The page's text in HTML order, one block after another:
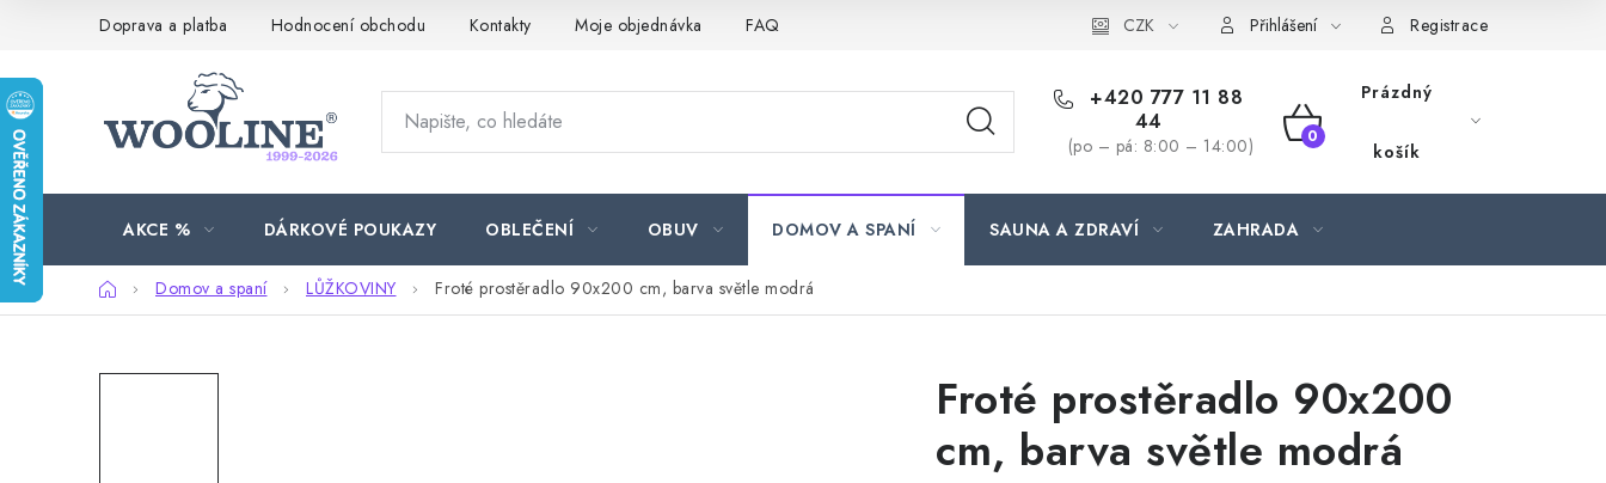
Doprava a platba Hodnocení obchodu Kontakty Moje objednávka FAQ CZK Přihlášení Registrace
+420 777 11 88
44
(po – pá: 8:00 – 14:00)
NÁKUPNÍ
Prázdný
košík
AKCE % DÁRKOVÉ POUKAZY OBLEČENÍ OBUV DOMOV A SPANÍ SAUNA A ZDRAVÍ ZAHRADA
DomůDomov a spaní LŮŽKOVINY Froté prostěradlo 90x200 cm, barva světle modrá
Froté prostěradlo 90x200
cm, barva světle modrá